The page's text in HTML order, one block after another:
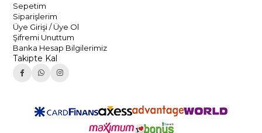
Sepetim
Siparişlerim
Üye Girişi / Üye Ol
Şifremi Unuttum
Banka Hesap Bilgilerimiz
Takipte Kal